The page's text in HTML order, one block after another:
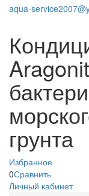
aqua-
грунта
Избранное
0Сравнить
Личный кабинет